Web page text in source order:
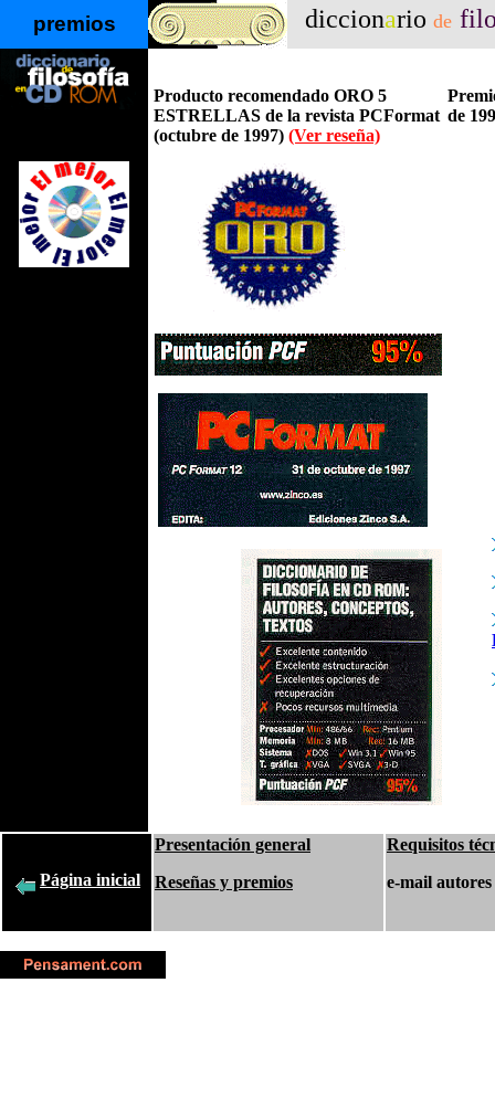
premios diccionario de
Producto recomendado ORO 5
ESTRELLAS de la revista PCFormat
(octubre de 1997) (Ver reseña)
de
Página inicial
Presentación general
Reseñas y premios
Requisitos
e-mail autores